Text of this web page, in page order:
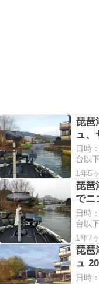
琵琶
ュ、
267
日時
台以
気温
所：
離：
琵琶
1年5
琵琶
でニ
ウム
日時
台以
（霧
9.0℃
ーナ
32㎞
1年7
琵琶
ュ
チウ
日時